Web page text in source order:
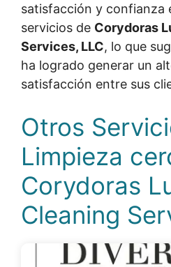
satisfacción y confianza
servicios de Corydoras
Services, LLC, lo que
ha logrado generar un
satisfacción entre sus
Otros
Limpieza
Corydoras
Cleaning